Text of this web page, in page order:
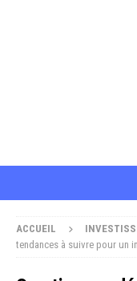
ACCUEIL
tendances à suivre pour un